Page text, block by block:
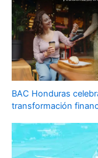
BAC Honduras
transformación